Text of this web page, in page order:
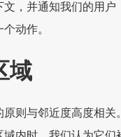
文，并通知我们的用户
动作。
域
原则与邻近度高度相关